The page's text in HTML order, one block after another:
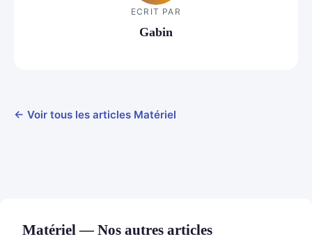
ECRIT PAR
Gabin
← Voir tous les articles Matériel
Matériel — Nos autres articles